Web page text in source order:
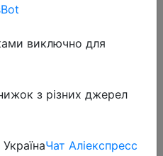
виключно для
з різних джерел
Чат Аліекспресс